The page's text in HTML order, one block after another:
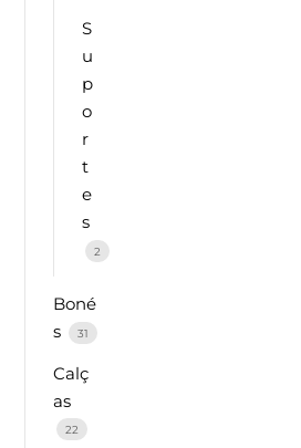
S
u
p
o
r
t
e
s
2
Boné
s
31
Calç
as
22